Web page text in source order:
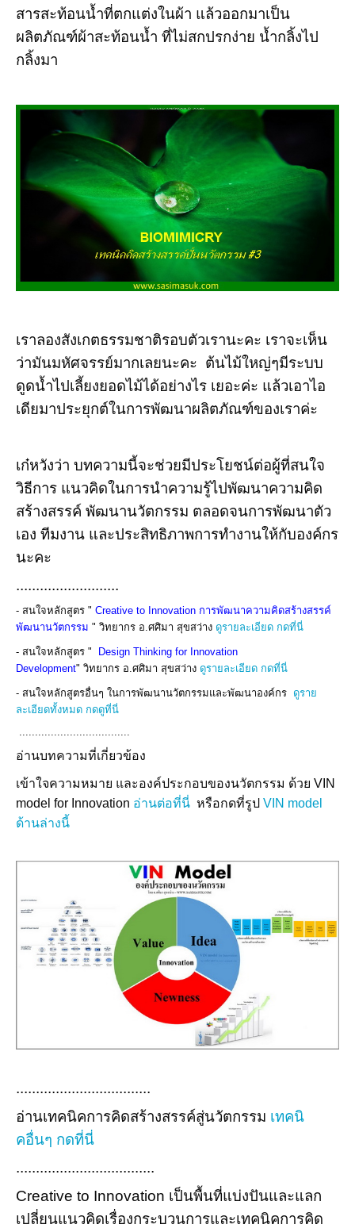
สารสะท้อนน้ำที่ตกแต่งในผ้า แล้วออกมาเป็น
ผลิตภัณฑ์ผ้าสะท้อนน้ำ ที่ไม่สกปรกง่าย น้ำกลิ้งไป
กลิ้งมา
เราลองสังเกตธรรมชาติรอบตัวเรานะคะ เราจะเห็น
ว่ามันมหัศจรรย์มากเลยนะคะ ต้นไม้ใหญ่ๆมีระบบ
ดูดน้ำไปเลี้ยงยอดไม้ได้อย่างไร เยอะค่ะ แล้วเอาไอ
เดียมาประยุกต์ในการพัฒนาผลิตภัณฑ์ของเราค่ะ
เก๋หวังว่า บทความนี้จะช่วยมีประโยชน์ต่อผู้ที่สนใจ
วิธีการ แนวคิดในการนำความรู้ไปพัฒนาความคิด
สร้างสรรค์ พัฒนานวัตกรรม ตลอดจนการพัฒนาตัว
เอง ทีมงาน และประสิทธิภาพการทำงานให้กับองค์กร
นะคะ
..........................
- สนใจหลักสูตร " Creative to Innovation การพัฒนาความคิดสร้างสรรค์
พัฒนานวัตกรรม " วิทยากร อ.ศศิมา สุขสว่าง ดูรายละเอียด กดที่นี่
- สนใจหลักสูตร "
Design Thinking for Innovation
Development" วิทยากร อ.ศศิมา สุขสว่าง ดูรายละเอียด กดที่นี่
- สนใจหลักสูตรอื่นๆ ในการพัฒนานวัตกรรมและพัฒนาองค์กร ดูราย
ละเอียดทั้งหมด กดดูที่นี่
อ่านบทความที่เกี่ยวข้อง
เข้าใจความหมาย และองค์ประกอบของนวัตกรรม ด้วย VIN
model for Innovation อ่านต่อที่นี่ หรือกดที่รูป VIN model
ด้านล่างนี้
..................................
อ่านเทคนิคการคิดสร้างสรรค์สู่นวัตกรรม เทคนิ
คอื่นๆ กดที่นี่
...................................
Creative to Innovation เป็นพื้นที่แบ่งปันและแลก
เปลี่ยนแนวคิดเรื่องกระบวนการและเทคนิคการคิด